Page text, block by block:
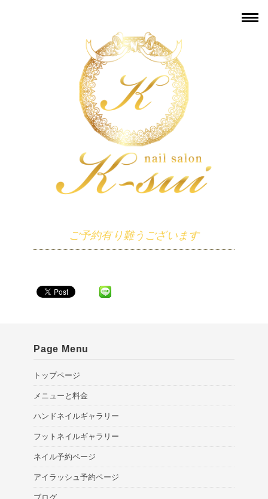
ご予約有り難うございます
Page Menu
トップページ
メニューと料金
ハンドネイルギャラリー
フットネイルギャラリー
ネイル予約ページ
アイラッシュ予約ページ